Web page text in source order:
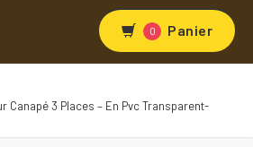
0 Panier
Canapé 3 Places – En Pvc Transparent-